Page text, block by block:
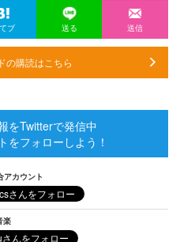
ブ 送る 送信
の購読はこちら
をTwitterで発信中
をフォローしよう！
アカウント
楽